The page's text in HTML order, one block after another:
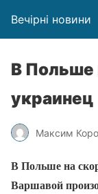
Вечірні новини
В Польше
украинец
Максим
В Польше на
Варшавой